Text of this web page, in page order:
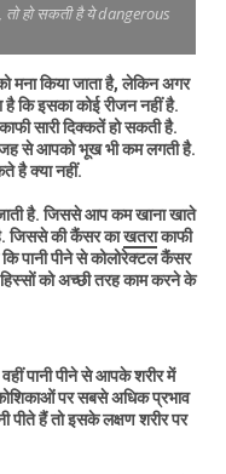
तो हो सकती है ये dangerous
मना किया जाता है, लेकिन अगर
कि इसका कोई रीजन नहीं है.
सारी दिक्कतें हो सकती है.
से आपको भूख भी कम लगती है.
है क्या नहीं.
है. जिससे आप कम खाना खाते
जिससे की कैंसर काखतराकाफी
कि पानी पीने से कोलोरेक्टल कैंसर
को अच्छी तरह काम करने के
वहीं पानी पीने से आपके शरीर में
पर सबसे अधिक प्रभाव
पीते हैं तो इसके लक्षण शरीर पर